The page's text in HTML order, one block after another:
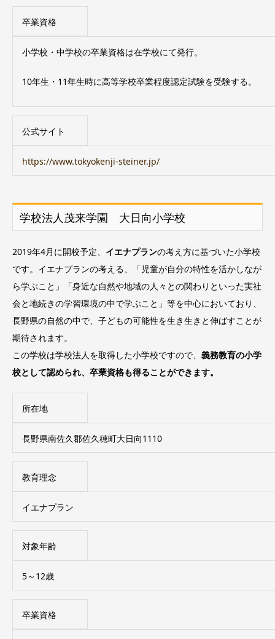
卒業資格
小学校・中学校の卒業資格は在学校にて発行。
10年生・11年生時に高等学校卒業程度認定試験を受験する。
公式サイト
https://www.tokyokenji-steiner.jp/
学校法人茂来学園 大日向小学校
2019年4月に開校予定、 イエナプランの考え方に基づいた小学校
です。イエナプランの考える、「児童が自分の特性を活かしなが
ら学ぶこと」「身近な自然や地域の人々との関わりといった実社
会と地続きの学習環境の中で学ぶこと」等を中心においており、
長野県の自然の中で、子どもの可能性を生き生きと伸ばすことが
期待されます。
この学校は学校法人を取得した小学校ですので、 義務教育の小学
校として認められ、卒業資格も得ることができます。
所在地
長野県南佐久郡佐久穂町大日向1110
教育理念
イエナプラン
対象年齢
5～12歳
卒業資格